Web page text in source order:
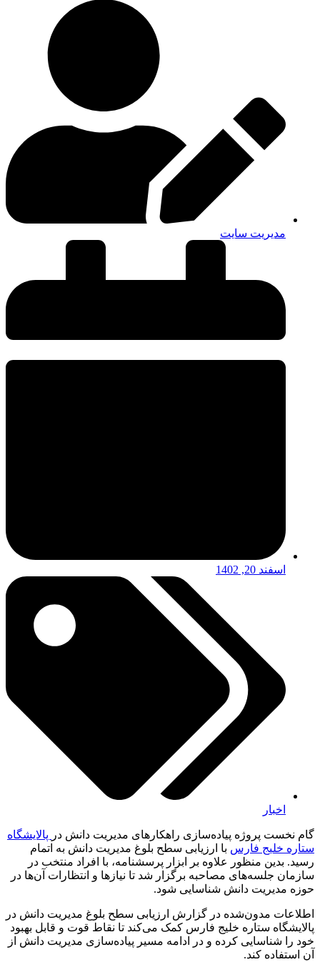
مدیریت سایت
اسفند 20, 1402
اخبار
گام نخست پروژه پیاده‌سازی راهکارهای مدیریت دانش در پالایشگاه
ستاره خلیج فارس با ارزیابی سطح بلوغ مدیریت دانش به اتمام
رسید. بدین منظور علاوه بر ابزار پرسشنامه، با افراد منتخب در
سازمان جلسه‌های مصاحبه برگزار شد تا نیازها و انتظارات آن‌ها در
حوزه مدیریت دانش شناسایی شود.
اطلاعات مدون‌شده در گزارش ارزیابی سطح بلوغ مدیریت دانش در
پالایشگاه ستاره خلیج فارس کمک می‌کند تا نقاط قوت و قابل بهبود
خود را شناسایی کرده و در ادامه مسیر پیاده‌سازی مدیریت دانش از
آن استفاده کند.